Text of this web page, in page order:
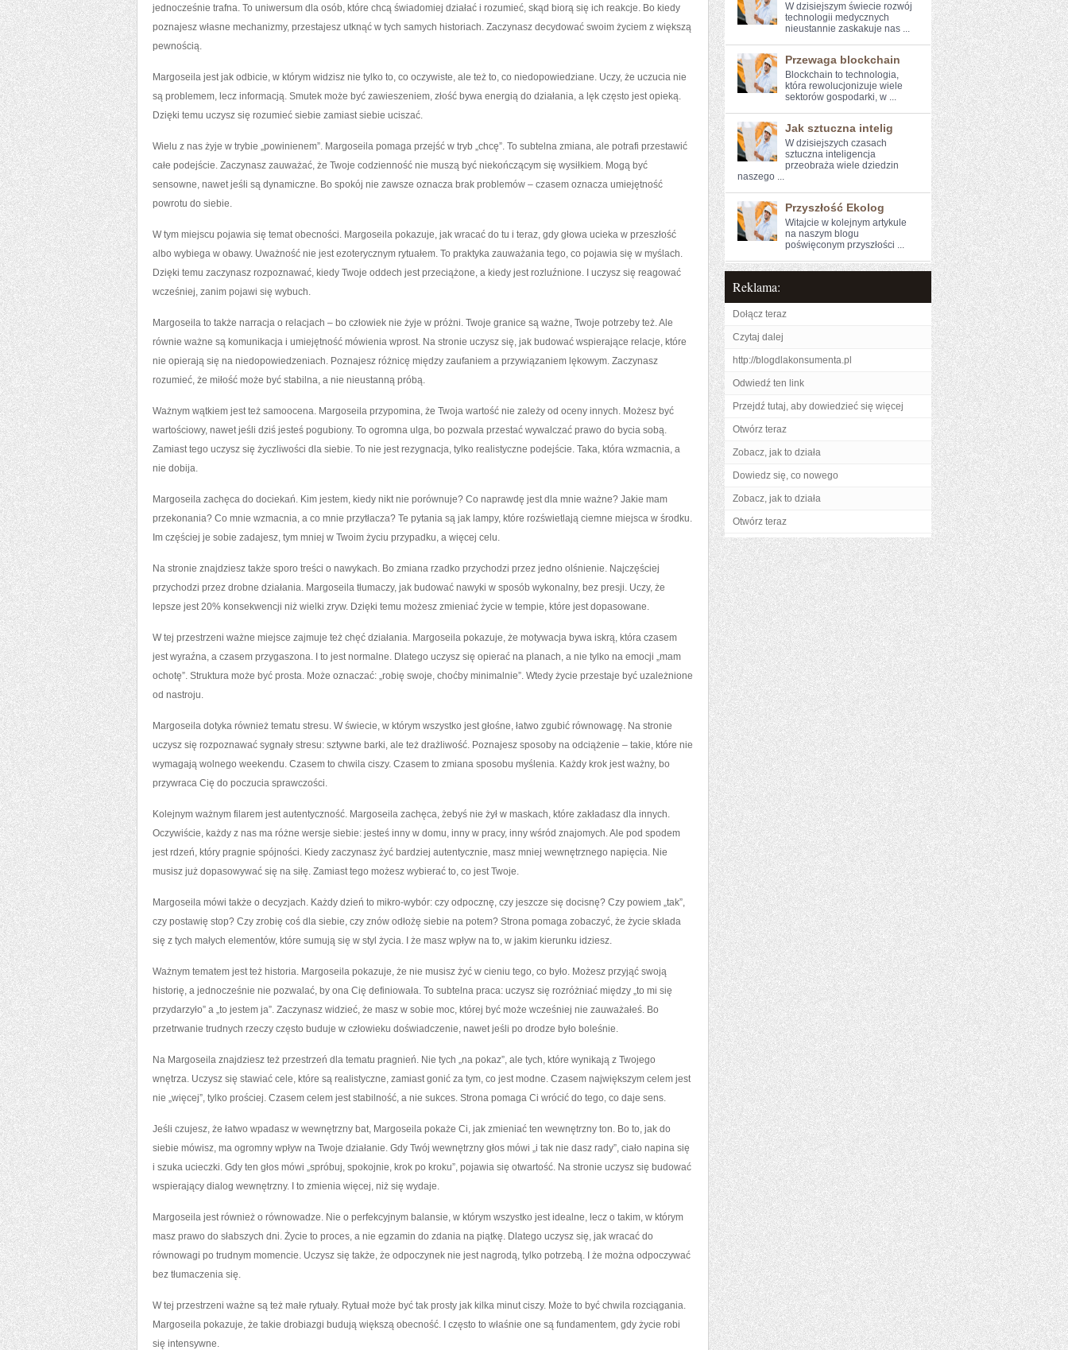
jednocześnie trafna. To uniwersum dla osób, które chcą świadomiej działać i rozumieć, skąd biorą się ich reakcje. Bo kiedy
poznajesz własne mechanizmy, przestajesz utknąć w tych samych historiach. Zaczynasz decydować swoim życiem z większą
pewnością.
Margoseila jest jak odbicie, w którym widzisz nie tylko to, co oczywiste, ale też to, co niedopowiedziane. Uczy, że uczucia nie
są problemem, lecz informacją. Smutek może być zawieszeniem, złość bywa energią do działania, a lęk często jest opieką.
Dzięki temu uczysz się rozumieć siebie zamiast siebie uciszać.
Wielu z nas żyje w trybie „powinienem”. Margoseila pomaga przejść w tryb „chcę”. To subtelna zmiana, ale potrafi przestawić
całe podejście. Zaczynasz zauważać, że Twoje codzienność nie muszą być niekończącym się wysiłkiem. Mogą być
sensowne, nawet jeśli są dynamiczne. Bo spokój nie zawsze oznacza brak problemów – czasem oznacza umiejętność
powrotu do siebie.
W tym miejscu pojawia się temat obecności. Margoseila pokazuje, jak wracać do tu i teraz, gdy głowa ucieka w przeszłość
albo wybiega w obawy. Uważność nie jest ezoterycznym rytuałem. To praktyka zauważania tego, co pojawia się w myślach.
Dzięki temu zaczynasz rozpoznawać, kiedy Twoje oddech jest przeciążone, a kiedy jest rozluźnione. I uczysz się reagować
wcześniej, zanim pojawi się wybuch.
Margoseila to także narracja o relacjach – bo człowiek nie żyje w próżni. Twoje granice są ważne, Twoje potrzeby też. Ale
równie ważne są komunikacja i umiejętność mówienia wprost. Na stronie uczysz się, jak budować wspierające relacje, które
nie opierają się na niedopowiedzeniach. Poznajesz różnicę między zaufaniem a przywiązaniem lękowym. Zaczynasz
rozumieć, że miłość może być stabilna, a nie nieustanną próbą.
Ważnym wątkiem jest też samoocena. Margoseila przypomina, że Twoja wartość nie zależy od oceny innych. Możesz być
wartościowy, nawet jeśli dziś jesteś pogubiony. To ogromna ulga, bo pozwala przestać wywalczać prawo do bycia sobą.
Zamiast tego uczysz się życzliwości dla siebie. To nie jest rezygnacja, tylko realistyczne podejście. Taka, która wzmacnia, a
nie dobija.
Margoseila zachęca do dociekań. Kim jestem, kiedy nikt nie porównuje? Co naprawdę jest dla mnie ważne? Jakie mam
przekonania? Co mnie wzmacnia, a co mnie przytłacza? Te pytania są jak lampy, które rozświetlają ciemne miejsca w środku.
Im częściej je sobie zadajesz, tym mniej w Twoim życiu przypadku, a więcej celu.
Na stronie znajdziesz także sporo treści o nawykach. Bo zmiana rzadko przychodzi przez jedno olśnienie. Najczęściej
przychodzi przez drobne działania. Margoseila tłumaczy, jak budować nawyki w sposób wykonalny, bez presji. Uczy, że
lepsze jest 20% konsekwencji niż wielki zryw. Dzięki temu możesz zmieniać życie w tempie, które jest dopasowane.
W tej przestrzeni ważne miejsce zajmuje też chęć działania. Margoseila pokazuje, że motywacja bywa iskrą, która czasem
jest wyraźna, a czasem przygaszona. I to jest normalne. Dlatego uczysz się opierać na planach, a nie tylko na emocji „mam
ochotę”. Struktura może być prosta. Może oznaczać: „robię swoje, choćby minimalnie”. Wtedy życie przestaje być uzależnione
od nastroju.
Margoseila dotyka również tematu stresu. W świecie, w którym wszystko jest głośne, łatwo zgubić równowagę. Na stronie
uczysz się rozpoznawać sygnały stresu: sztywne barki, ale też drażliwość. Poznajesz sposoby na odciążenie – takie, które nie
wymagają wolnego weekendu. Czasem to chwila ciszy. Czasem to zmiana sposobu myślenia. Każdy krok jest ważny, bo
przywraca Cię do poczucia sprawczości.
Kolejnym ważnym filarem jest autentyczność. Margoseila zachęca, żebyś nie żył w maskach, które zakładasz dla innych.
Oczywiście, każdy z nas ma różne wersje siebie: jesteś inny w domu, inny w pracy, inny wśród znajomych. Ale pod spodem
jest rdzeń, który pragnie spójności. Kiedy zaczynasz żyć bardziej autentycznie, masz mniej wewnętrznego napięcia. Nie
musisz już dopasowywać się na siłę. Zamiast tego możesz wybierać to, co jest Twoje.
Margoseila mówi także o decyzjach. Każdy dzień to mikro-wybór: czy odpocznę, czy jeszcze się docisnę? Czy powiem „tak”,
czy postawię stop? Czy zrobię coś dla siebie, czy znów odłożę siebie na potem? Strona pomaga zobaczyć, że życie składa
się z tych małych elementów, które sumują się w styl życia. I że masz wpływ na to, w jakim kierunku idziesz.
Ważnym tematem jest też historia. Margoseila pokazuje, że nie musisz żyć w cieniu tego, co było. Możesz przyjąć swoją
historię, a jednocześnie nie pozwalać, by ona Cię definiowała. To subtelna praca: uczysz się rozróżniać między „to mi się
przydarzyło” a „to jestem ja”. Zaczynasz widzieć, że masz w sobie moc, której być może wcześniej nie zauważałeś. Bo
przetrwanie trudnych rzeczy często buduje w człowieku doświadczenie, nawet jeśli po drodze było boleśnie.
Na Margoseila znajdziesz też przestrzeń dla tematu pragnień. Nie tych „na pokaz”, ale tych, które wynikają z Twojego
wnętrza. Uczysz się stawiać cele, które są realistyczne, zamiast gonić za tym, co jest modne. Czasem największym celem jest
nie „więcej”, tylko prościej. Czasem celem jest stabilność, a nie sukces. Strona pomaga Ci wrócić do tego, co daje sens.
Jeśli czujesz, że łatwo wpadasz w wewnętrzny bat, Margoseila pokaże Ci, jak zmieniać ten wewnętrzny ton. Bo to, jak do
siebie mówisz, ma ogromny wpływ na Twoje działanie. Gdy Twój wewnętrzny głos mówi „i tak nie dasz rady”, ciało napina się
i szuka ucieczki. Gdy ten głos mówi „spróbuj, spokojnie, krok po kroku”, pojawia się otwartość. Na stronie uczysz się budować
wspierający dialog wewnętrzny. I to zmienia więcej, niż się wydaje.
Margoseila jest również o równowadze. Nie o perfekcyjnym balansie, w którym wszystko jest idealne, lecz o takim, w którym
masz prawo do słabszych dni. Życie to proces, a nie egzamin do zdania na piątkę. Dlatego uczysz się, jak wracać do
równowagi po trudnym momencie. Uczysz się także, że odpoczynek nie jest nagrodą, tylko potrzebą. I że można odpoczywać
bez tłumaczenia się.
W tej przestrzeni ważne są też małe rytuały. Rytuał może być tak prosty jak kilka minut ciszy. Może to być chwila rozciągania.
Margoseila pokazuje, że takie drobiazgi budują większą obecność. I często to właśnie one są fundamentem, gdy życie robi
się intensywne.
W dzisiejszym świecie rozwój
technologii medycznych
nieustannie zaskakuje nas ...
Przewaga blockchain
Blockchain to technologia,​
która rewolucjonizuje wiele‍
sektorów ‍gospodarki, w ...
Jak sztuczna intelig
W dzisiejszych czasach
sztuczna inteligencja
przeobraża wiele dziedzin
naszego ...
Przyszłość Ekolog
Witajcie w kolejnym artykule
na‍ naszym blogu
poświęconym przyszłości ...
Reklama:
Dołącz teraz
Czytaj dalej
http://blogdlakonsumenta.pl
Odwiedź ten link
Przejdź tutaj, aby dowiedzieć się więcej
Otwórz teraz
Zobacz, jak to działa
Dowiedz się, co nowego
Zobacz, jak to działa
Otwórz teraz